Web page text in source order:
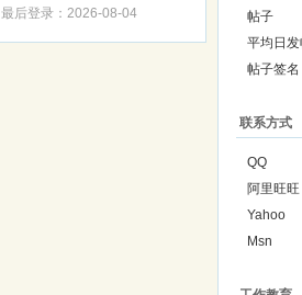
最后登录：2026-08-04
帖子
平均日
帖子签名
联系方式
QQ
阿里旺旺
Yahoo
Msn